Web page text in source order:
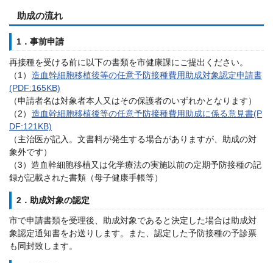
助成の流れ
1．事前申請
再接種を受ける前に以下の書類を市健康課にご提出ください。
（1） 造血幹細胞移植後等の任意予防接種費用助成対象認定申請書
(PDF:165KB)
（申請者名は対象者本人又はその保護者のいずれかとなります）
（2） 造血幹細胞移植後等の任意予防接種費用助成に係る意見書(P
DF:121KB)
（主治医が記入。文書料が発生する場合がありますが、助成の対
象外です）
（3）造血幹細胞移植又は化学療法の実施以前の定期予防接種の記
録が記載された書類（母子健康手帳等）
2．助成対象の認定
市で申請書類を受理後、助成対象であると決定した場合は助成対
象認定通知書をお送りします。また、認定した予防接種の予診票
も同封致します。